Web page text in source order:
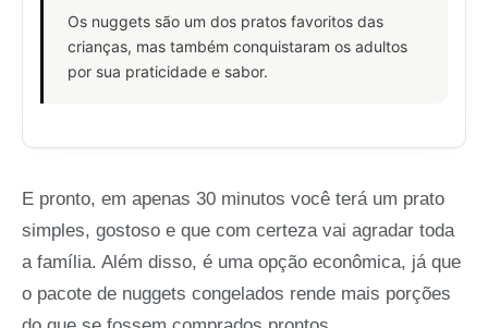
Os nuggets são um dos pratos favoritos das
crianças, mas também conquistaram os adultos
por sua praticidade e sabor.
E pronto, em apenas 30 minutos você terá um prato
simples, gostoso e que com certeza vai agradar toda
a família. Além disso, é uma opção econômica, já que
o pacote de nuggets congelados rende mais porções